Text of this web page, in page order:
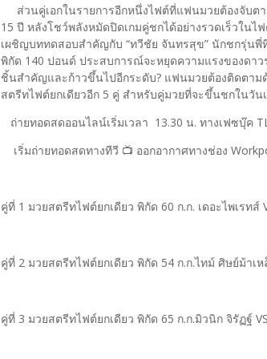
ส่วนคู่เอกในรายการอีกหนึ่งไฟต์ที่แฟนมวยต้องจับตา
15 ปี หลังโชว์พลังหมัดปิดเกมคู่ชกได้อย่างรวดเร็วใน
เผชิญบททดสอบสำคัญกับ “ทวีชัย จันทรสุข” นักชกรุ่นพี่
พิกัด 140 ปอนด์ ประสบการณ์จะหยุดความแรงของดาว
ชิ้นสำคัญและก้าวขึ้นไปอีกระดับ? แฟนมวยต้องติดตาม
สตรีทไฟต์ยกเดียวอีก 5 คู่ สำหรับคู่มวยที่จะขึ้นชกในวัน
ถ่ายทอดสดออนไลน์เริ่มเวลา 13.30 น. ทางเฟซบุ๊ค
เริ่มถ่ายทอดสดทางทีวี 📺 ออกอากาศทางช่อง
คู่ที่ 1 มวยสตรีทไฟต์ยกเดียว พิกัด 60 ก.ก. เดอะไพเรทส์
คู่ที่ 2 มวยสตรีทไฟต์ยกเดียว พิกัด 54 ก.ก.ไทม์ ศิษย์ม้าเ
คู่ที่ 3 มวยสตรีทไฟต์ยกเดียว พิกัด 65 ก.ก.มิวนิก จิรัฏฐ์